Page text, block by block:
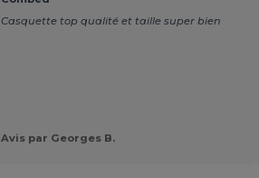
Casquette top qualité et taille super bien
Avis par Georges B.